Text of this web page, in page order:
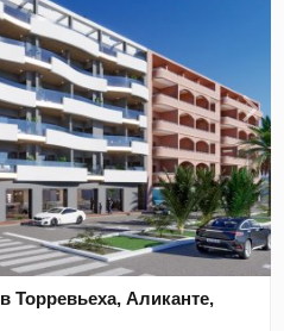
Торревьеха, Аликанте,